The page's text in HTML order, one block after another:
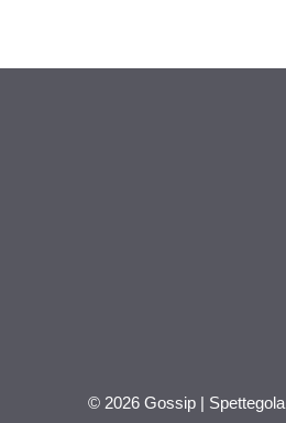
© 2026 Gossip | Spettegola